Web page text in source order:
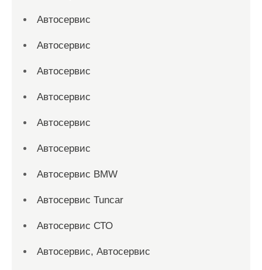
Автосервис
Автосервис
Автосервис
Автосервис
Автосервис
Автосервис
Автосервис BMW
Автосервис Tuncar
Автосервис СТО
Автосервис, Автосервис